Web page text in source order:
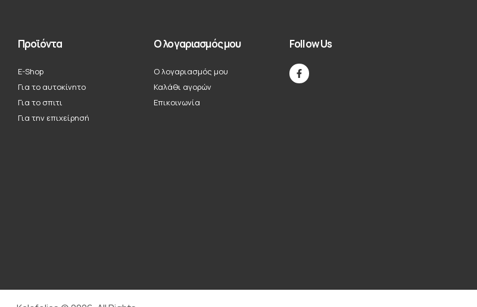
Προϊόντα
E-Shop
Για το αυτοκίνητο
Για το σπιτι
Για την επιχείρησή
Ο λογαριασμός μου
Ο λογαριασμός μου
Καλάθι αγορών
Επικοινωνία
Follow Us